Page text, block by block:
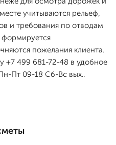
учитываются рельеф,
и требования по отводам
формируется
пожелания клиента.
+7 499 681-72-48 в удобное
Пт 09-18 Сб-Вс вых..